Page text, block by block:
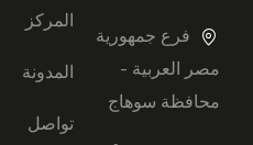
فرع جمهورية
مصر العربية -
محافظة سوهاج
المركز
المدونة
تواصل